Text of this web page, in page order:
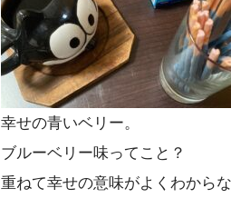
幸せの青いベリー。
ブルーベリー味ってこと？
重ねて幸せの意味がよくわから